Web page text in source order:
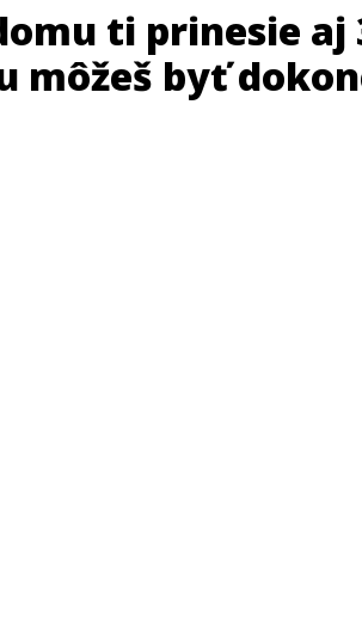
domu ti prinesie aj
môžeš byť